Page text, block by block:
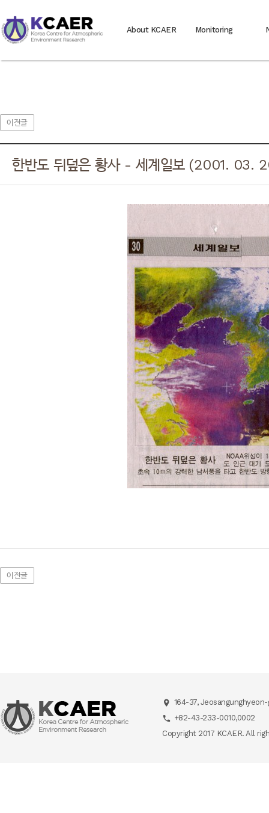
About KCAER Monitoring
이전글
한반도 뒤덮은 황사 - 세계일보 (2001. 03.
이전글
164-37,
+82-43-233-0010,0002
Copyright 2017 KCAER. All